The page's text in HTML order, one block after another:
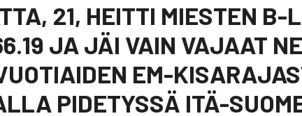
21, HEITTI MIESTEN B-
JA JÄI VAIN VAJAAT
EM-
PIDETYSSÄ ITÄ-